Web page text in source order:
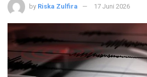
by Riska Zulfira 17 Juni 2026